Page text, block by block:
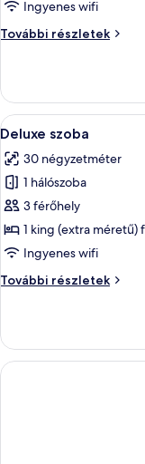
Ingyenes wifi
További részletek
Junior
A
következő
szoba
összes
képének
megtekintése:
Deluxe
2
Deluxe szoba
30 négyzetméter
1 hálószoba
3 férőhely
1 king (extra méretű)
Ingyenes wifi
További részletek
Deluxe